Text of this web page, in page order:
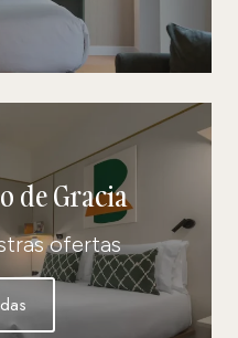
de Gracia
ofertas